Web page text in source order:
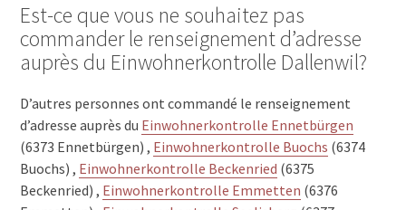
Est-ce que vous ne souhaitez pas
commander le renseignement d’adresse
auprès du Einwohnerkontrolle Dallenwil?
D’autres personnes ont commandé le renseignement
d’adresse auprès du Einwohnerkontrolle Ennetbürgen
(6373 Ennetbürgen) , Einwohnerkontrolle Buochs (6374
Buochs) , Einwohnerkontrolle Beckenried (6375
Beckenried) , Einwohnerkontrolle Emmetten (6376